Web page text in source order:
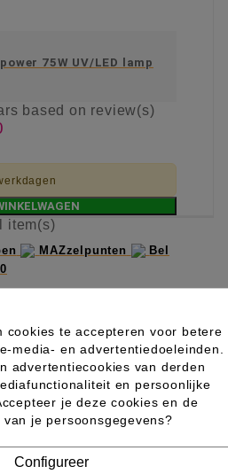
75W UV/LED lamp
based on review(s)
item(s)
MAZzelpunten
Bel
van MSK
cookies te accepteren voor betere
media- en advertentiedoeleinden.
advertentiecookies van derden
en persoonlijke
je deze cookies en de
je persoonsgegevens?
Configureer